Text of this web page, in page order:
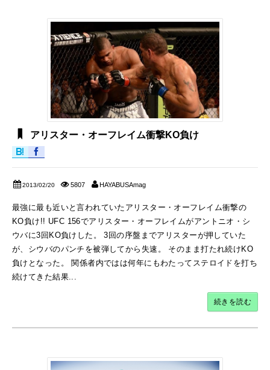
アリスター・オーフレイム衝撃KO負け
2013/02/20 5807 HAYABUSAmag
最強に最も近いと言われていたアリスター・オーフレイム衝撃の
KO負け!! UFC 156でアリスター・オーフレイムがアントニオ・シ
ウバに3回KO負けした。 3回の序盤までアリスターが押していた
が、シウバのパンチを被弾してから失速。 そのまま打たれ続けKO
負けとなった。 関係者内ではは何年にもわたってステロイドを打ち
続けてきた結果...
続きを読む